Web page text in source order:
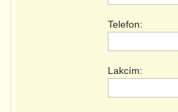
Telefon:
Lakcím: